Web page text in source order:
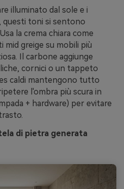
illuminato dal sole e i
questi toni si sentono
la crema chiara come
mid greige su mobili più
Il carbone aggiunge
cornici o un tappeto
caldi mantengono tutto
l'ombra più scura in
+ hardware) per evitare
di pietra generata